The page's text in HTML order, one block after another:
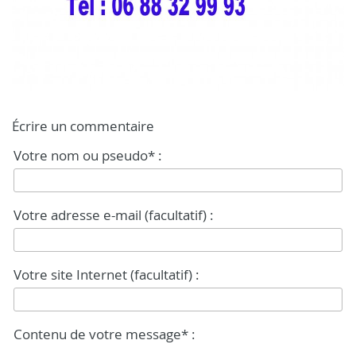
Écrire un commentaire
Votre nom ou pseudo* :
Votre adresse e-mail (facultatif) :
Votre site Internet (facultatif) :
Contenu de votre message* :